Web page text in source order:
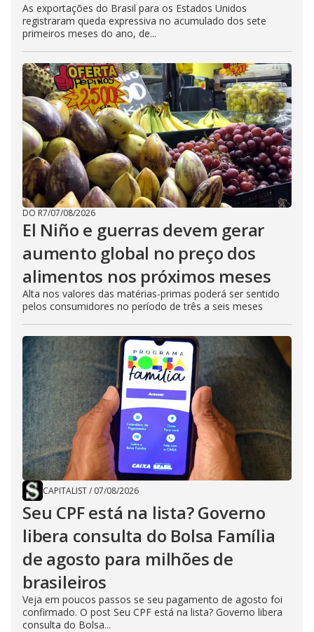
As exportações do Brasil para os Estados Unidos
registraram queda expressiva no acumulado dos sete
primeiros meses do ano, de...
DO R7/07/08/2026
El Niño e guerras devem gerar
aumento global no preço dos
alimentos nos próximos meses
Alta nos valores das matérias-primas poderá ser sentido
pelos consumidores no período de três a seis meses
CAPITALIST/ 07/08/2026
Seu CPF está na lista? Governo
libera consulta do Bolsa Família
de agosto para milhões de
brasileiros
Veja em poucos passos se seu pagamento de agosto foi
confirmado. O post Seu CPF está na lista? Governo libera
consulta do Bolsa...